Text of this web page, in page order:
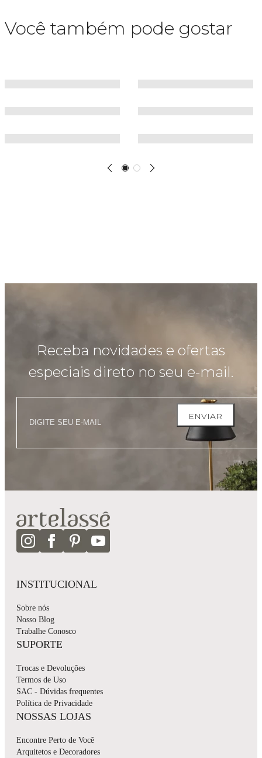
Você também pode gostar
Receba novidades e ofertas
especiais direto no seu e-mail.
ENVIAR
INSTITUCIONAL
Sobre nós
Nosso Blog
Trabalhe Conosco
SUPORTE
Trocas e Devoluções
Termos de Uso
SAC - Dúvidas frequentes
Política de Privacidade
NOSSAS LOJAS
Encontre Perto de Você
Arquitetos e Decoradores